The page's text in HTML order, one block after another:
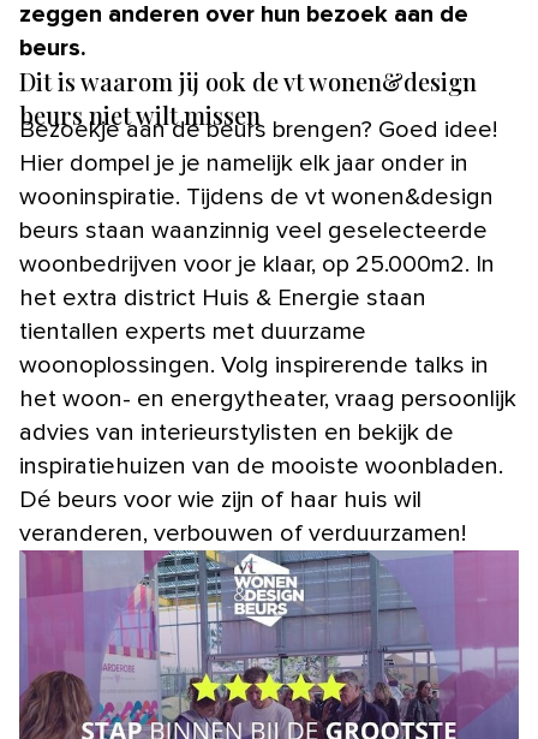
zeggen anderen over hun bezoek aan de
beurs.
Dit is waarom jij ook de vt wonen&design
beurs niet wilt missen
Bezoekje aan de beurs brengen? Goed idee!
Hier dompel je je namelijk elk jaar onder in
wooninspiratie. Tijdens de vt wonen&design
beurs staan waanzinnig veel geselecteerde
woonbedrijven voor je klaar, op 25.000m2. In
het extra district Huis & Energie staan
tientallen experts met duurzame
woonoplossingen. Volg inspirerende talks in
het woon- en energytheater, vraag persoonlijk
advies van interieurstylisten en bekijk de
inspiratiehuizen van de mooiste woonbladen.
Dé beurs voor wie zijn of haar huis wil
veranderen, verbouwen of verduurzamen!